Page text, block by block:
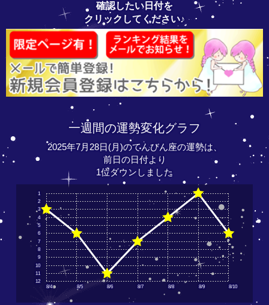
確認したい日付を
クリックしてください♪
一週間の運勢変化グラフ
2025年7月28日(月)のてんびん座の運勢は、
前日の日付より
1位ダウンしました
8/4 8/5 8/6 8/7 8/8 8/9 8/10
12
11
10
9
8
7
6
5
4
3
2
1